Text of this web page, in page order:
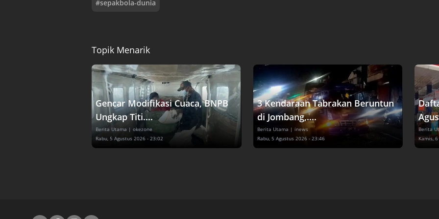
#sepakbola-dunia
Topik Menarik
Gencar Modifikasi Cuaca, BNPB
Ungkap Titi....
Berita Utama | okezone
Rabu, 5 Agustus 2026 - 23:02
3 Kendaraan Tabrakan Beruntun
di Jombang,....
Berita Utama | inews
Rabu, 5 Agustus 2026 - 23:46
Berita
Kamis,